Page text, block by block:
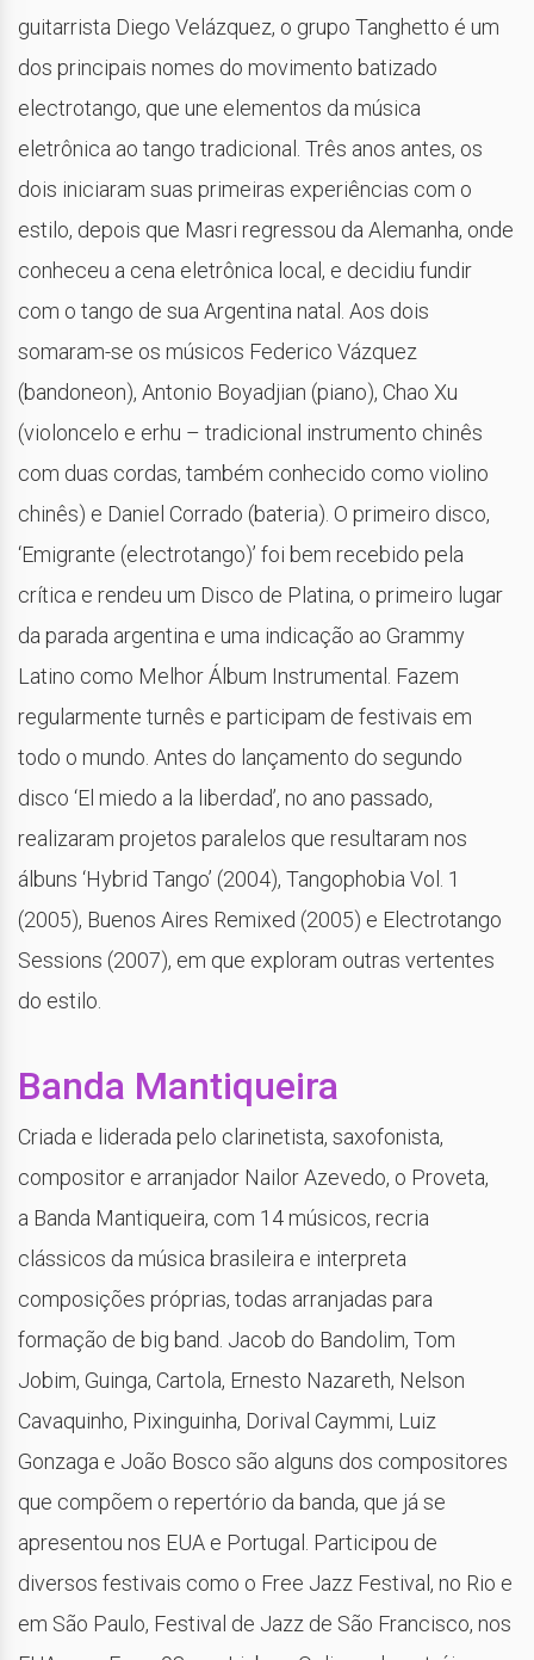
guitarrista Diego Velázquez, o grupo Tanghetto é um
dos principais nomes do movimento batizado
electrotango, que une elementos da música
eletrônica ao tango tradicional. Três anos antes, os
dois iniciaram suas primeiras experiências com o
estilo, depois que Masri regressou da Alemanha, onde
conheceu a cena eletrônica local, e decidiu fundir
com o tango de sua Argentina natal. Aos dois
somaram-se os músicos Federico Vázquez
(bandoneon), Antonio Boyadjian (piano), Chao Xu
(violoncelo e erhu – tradicional instrumento chinês
com duas cordas, também conhecido como violino
chinês) e Daniel Corrado (bateria). O primeiro disco,
‘Emigrante (electrotango)’ foi bem recebido pela
crítica e rendeu um Disco de Platina, o primeiro lugar
da parada argentina e uma indicação ao Grammy
Latino como Melhor Álbum Instrumental. Fazem
regularmente turnês e participam de festivais em
todo o mundo. Antes do lançamento do segundo
disco ‘El miedo a la liberdad’, no ano passado,
realizaram projetos paralelos que resultaram nos
álbuns ‘Hybrid Tango’ (2004), Tangophobia Vol. 1
(2005), Buenos Aires Remixed (2005) e Electrotango
Sessions (2007), em que exploram outras vertentes
do estilo.
Banda Mantiqueira
Criada e liderada pelo clarinetista, saxofonista,
compositor e arranjador Nailor Azevedo, o Proveta,
a Banda Mantiqueira, com 14 músicos, recria
clássicos da música brasileira e interpreta
composições próprias, todas arranjadas para
formação de big band. Jacob do Bandolim, Tom
Jobim, Guinga, Cartola, Ernesto Nazareth, Nelson
Cavaquinho, Pixinguinha, Dorival Caymmi, Luiz
Gonzaga e João Bosco são alguns dos compositores
que compõem o repertório da banda, que já se
apresentou nos EUA e Portugal. Participou de
diversos festivais como o Free Jazz Festival, no Rio e
em São Paulo, Festival de Jazz de São Francisco, nos